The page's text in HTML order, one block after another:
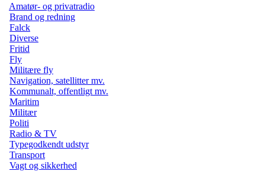
Amatør- og privatradio
Brand og redning
Falck
Diverse
Fritid
Fly
Militære fly
Navigation, satellitter mv.
Kommunalt, offentligt mv.
Maritim
Militær
Politi
Radio & TV
Typegodkendt udstyr
Transport
Vagt og sikkerhed